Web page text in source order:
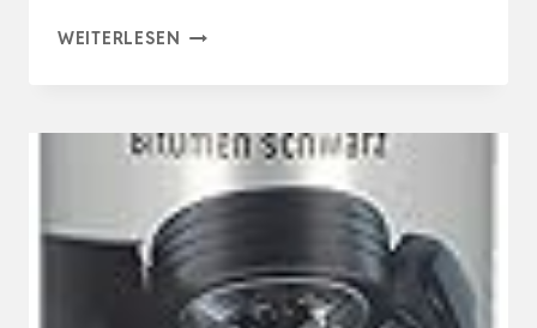
WEITERLESEN DR.
KORROSIONS-
FÜR
MOTORRAD
300
ML